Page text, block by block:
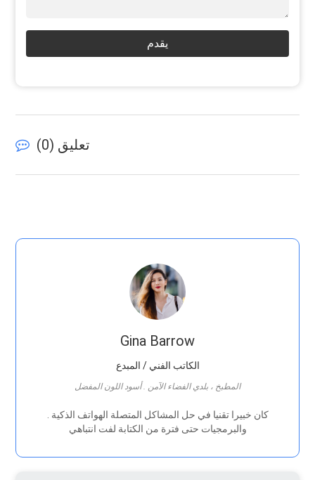
يقدم
تعليق ( 0
)
Gina Barrow
الكاتب الفني / المبدع
المطبخ ، بلدي الفضاء الآمن . أسود اللون المفضل
. كان خبيرا تقنيا في حل المشاكل المتصلة الهواتف الذكية
والبرمجيات حتى فترة من الكتابة لفت انتباهي